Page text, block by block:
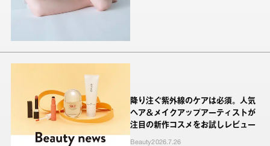
降り注ぐ紫外線のケアは必須。人気
ヘア＆メイクアップアーティストが
注目の新作コスメをお試しレビュー
Beauty2026.7.26